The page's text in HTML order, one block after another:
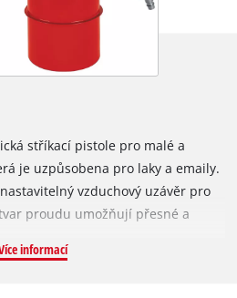
stříkací pistole pro malé a
je uzpůsobena pro laky a emaily.
vzduchový uzávěr pro
proudu umožňují přesné a
barvy a snadné vyčištění
informací